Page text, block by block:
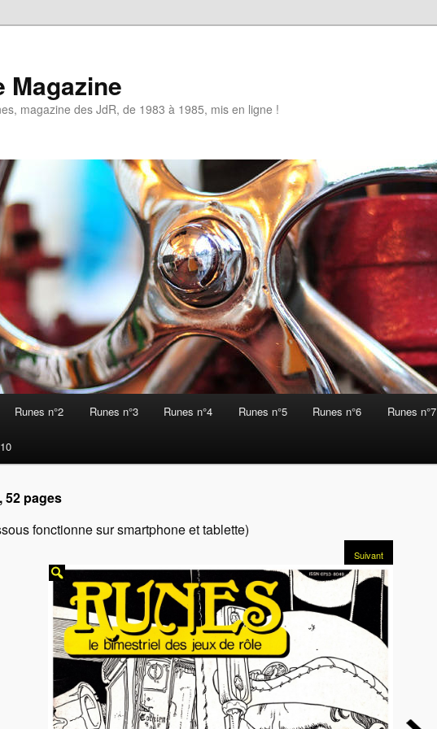
Magazine
magazine des JdR, de 1983 à 1985, mis en ligne !
Runes n°2 Runes n°3 Runes n°4 Runes n°5 Runes n°6 Runes n°7
52 pages
fonctionne sur smartphone et tablette)
Suivant